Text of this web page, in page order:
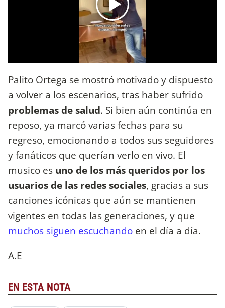
Palito Ortega se mostró motivado y dispuesto
a volver a los escenarios, tras haber sufrido
problemas de salud. Si bien aún continúa en
reposo, ya marcó varias fechas para su
regreso, emocionando a todos sus seguidores
y fanáticos que querían verlo en vivo. El
musico es uno de los más queridos por los
usuarios de las redes sociales, gracias a sus
canciones icónicas que aún se mantienen
vigentes en todas las generaciones, y que
muchos siguen escuchando en el día a día.
A.E
EN ESTA NOTA